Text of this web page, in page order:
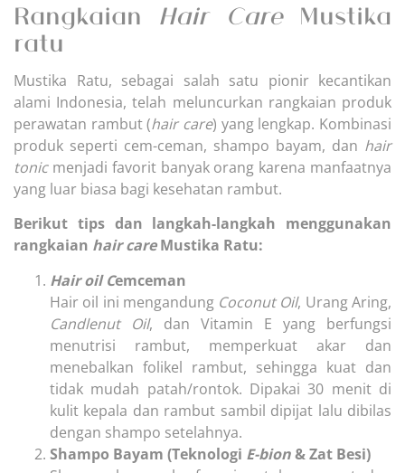
Rangkaian Hair Care Mustika
ratu
Mustika Ratu, sebagai salah satu pionir kecantikan
alami Indonesia, telah meluncurkan rangkaian produk
perawatan rambut (hair care) yang lengkap. Kombinasi
produk seperti cem-ceman, shampo bayam, dan hair
tonic menjadi favorit banyak orang karena manfaatnya
yang luar biasa bagi kesehatan rambut.
Berikut tips dan langkah-langkah menggunakan
rangkaian hair careMustika Ratu:
Hair oil Cemceman
Hair oil ini mengandung Coconut Oil, Urang Aring,
Candlenut Oil, dan Vitamin E yang berfungsi
menutrisi rambut, memperkuat akar dan
menebalkan folikel rambut, sehingga kuat dan
tidak mudah patah/rontok. Dipakai 30 menit di
kulit kepala dan rambut sambil dipijat lalu dibilas
dengan shampo setelahnya.
Shampo Bayam (Teknologi E-bion& Zat Besi)